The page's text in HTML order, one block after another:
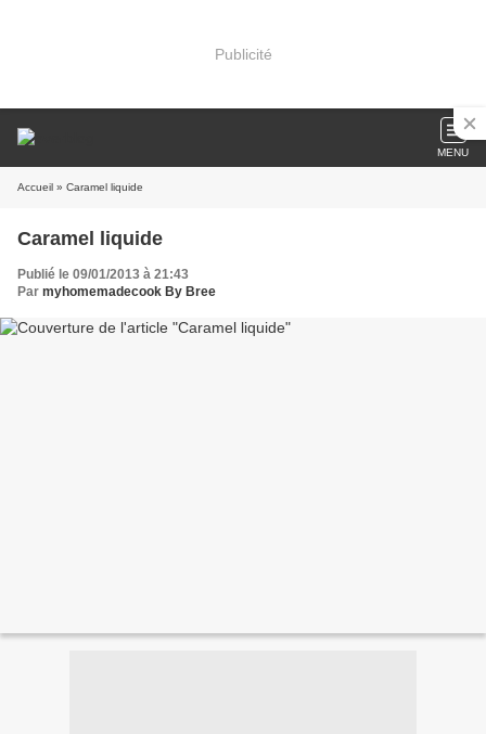
Publicité
MENU
Accueil » Caramel liquide
Caramel liquide
Publié le 09/01/2013 à 21:43
Par myhomemadecook By Bree